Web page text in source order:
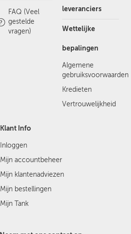
FAQ (Veel
gestelde
vragen)
leveranciers
Wettelijke
bepalingen
Algemene
gebruiksvoorwaarden
Kredieten
Vertrouwelijkheid
Klant Info
Inloggen
Mijn accountbeheer
Mijn klantenadviezen
Mijn bestellingen
Mijn Tank